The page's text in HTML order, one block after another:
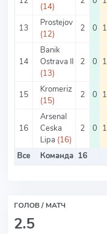
(14)
13
Prostejov
(12)
2 0 1
14
Banik
Ostrava II
(13)
2 0 1
15
Kromeriz
(15)
2 0 1
16
Arsenal
Ceska
Lipa (16)
2 0 1
Все Команда 16
ГОЛОВ / МАТЧ
2.5